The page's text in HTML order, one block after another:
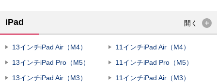
iPad 開く
13インチiPad Air（M4）
11インチiPad Air（M4）
13インチiPad Pro（M5）
11インチiPad Pro（M5）
13インチiPad Air（M3）
11インチiPad Air（M3）